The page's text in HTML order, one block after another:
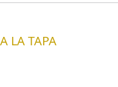
LA TAPA